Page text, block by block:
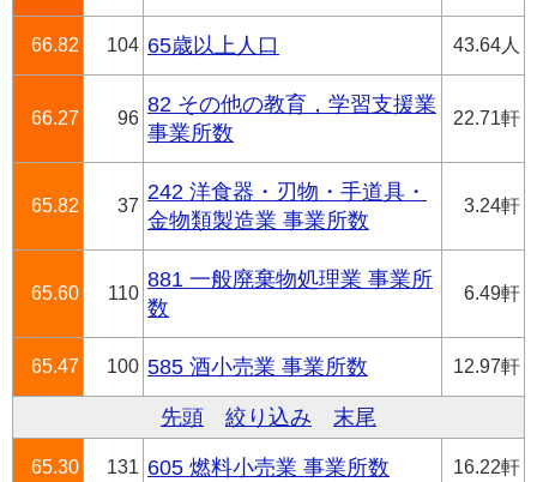
66.82 104 65歳以上人口 43.64人
66.27 96
82 その他の教育，学習支援業
事業所数
22.71軒
65.82 37
242 洋食器・刃物・手道具・
金物類製造業 事業所数
3.24軒
65.60 110
881 一般廃棄物処理業 事業所
数
6.49軒
65.47 100 585 酒小売業 事業所数 12.97軒
先頭 絞り込み 末尾
65.30 131 605 燃料小売業 事業所数 16.22軒